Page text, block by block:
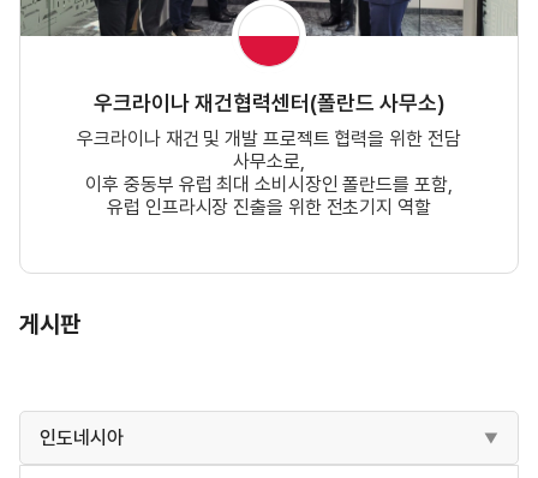
우크라이나 재건협력센터(폴란드 사무소)
우크라이나 재건 및 개발 프로젝트 협력을 위한 전담
사무소로,
이후 중동부 유럽 최대 소비시장인 폴란드를 포함,
유럽 인프라시장 진출을 위한 전초기지 역할
게시판
인도네시아